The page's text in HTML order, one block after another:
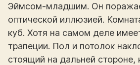
Эймсом-младшим. Он
оптической иллюзией.
куб. Хотя на самом деле
трапеции. Пол и потолок
стоящий на дальней стороне,